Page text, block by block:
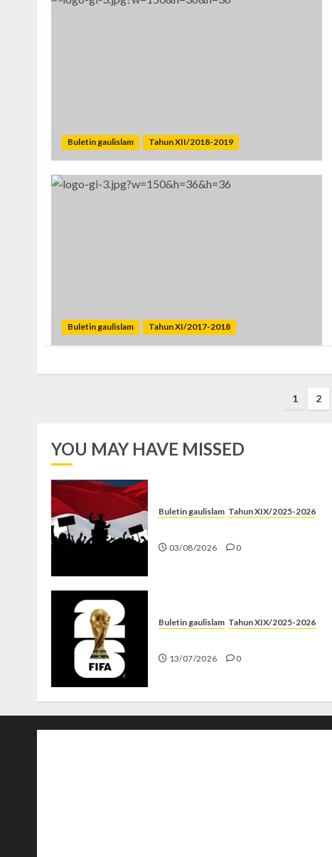
Buletin gaulislam Tahun XII/2018-2019
Buletin gaulislam Tahun XI/2017-2018
1 2
YOU MAY HAVE MISSED
Buletin gaulislam Tahun XIX/2025-2026
03/08/2026 0
Buletin gaulislam Tahun XIX/2025-2026
13/07/2026 0